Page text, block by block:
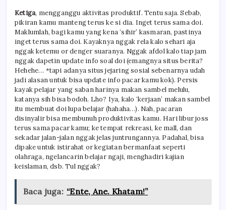
Ketiga, mengganggu aktivitas produktif. Tentu saja. Sebab,
pikiran kamu manteng terus ke si dia. Inget terus sama doi.
Maklumlah, bagi kamu yang kena ‘sihir’ kasmaran, pastinya
inget terus sama doi. Kayaknya nggak rela kalo sehari aja
nggak ketemu or denger suaranya. Nggak afdol kalo tiap jam
nggak dapetin update info soal doi (emangnya situs berita?
Hehehe… *tapi adanya situs jejaring sosial sebenarnya udah
jadi alasan untuk bisa update info pacar kamu kok). Persis
kayak pelajar yang saban harinya makan sambel melulu,
katanya sih bisa bodoh. Lho? Iya, kalo ‘kerjaan’ makan sambel
itu membuat doi lupa belajar (hahaha…). Nah, pacaran
disinyalir bisa membunuh produktivitas kamu. Hari libur joss
terus sama pacar kamu; ke tempat rekreasi, ke mall, dan
sekadar jalan-jalan nggak jelas juntrungannya. Padahal, bisa
dipake untuk istirahat or kegiatan bermanfaat seperti
olahraga, ngelancarin belajar ngaji, menghadiri kajian
keislaman, dsb. Tul nggak?
Baca juga: “Ente, Ane. Khatam!”